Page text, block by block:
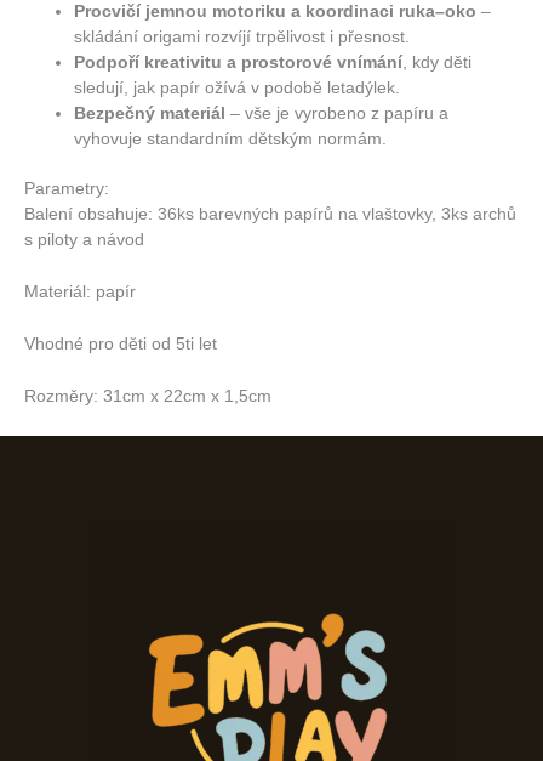
Procvičí jemnou motoriku a koordinaci ruka–oko –
skládání origami rozvíjí trpělivost i přesnost.
Podpoří kreativitu a prostorové vnímání , kdy děti
sledují, jak papír ožívá v podobě letadýlek.
Bezpečný materiál – vše je vyrobeno z papíru a
vyhovuje standardním dětským normám.
Parametry:
Balení obsahuje: 36ks barevných papírů na vlaštovky, 3ks archů
s piloty a návod
Materiál: papír
Vhodné pro děti od 5ti let
Rozměry: 31cm x 22cm x 1,5cm